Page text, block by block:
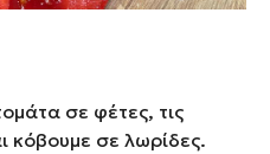
σε φέτες, τις
κόβουμε σε λωρίδες.